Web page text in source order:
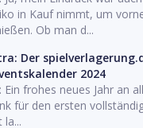
in Kauf nimmt, um
Ob man d...
Der
2024
: Ein frohes neues Jahr an
für den ersten
la...